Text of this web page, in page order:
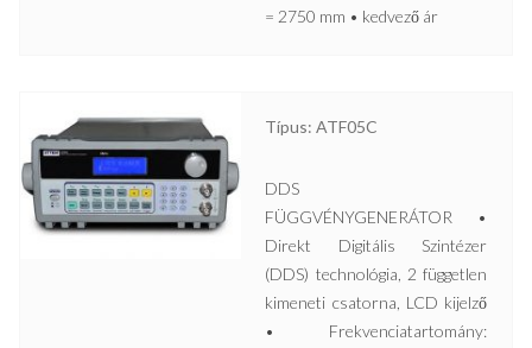
= 2750 mm • kedvező ár
Típus: ATF05C
DDS
FÜGGVÉNYGENERÁTOR •
Direkt Digitális Szintézer
(DDS) technológia, 2 független
kimeneti csatorna, LCD kijelző
• Frekvenciatartomány: